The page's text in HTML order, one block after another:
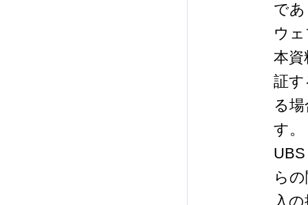
で
ウ
本資
証
る
す。
ら
入